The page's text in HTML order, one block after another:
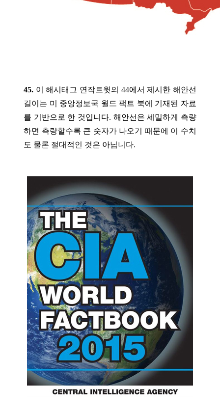
45. 이 해시태그 연작트윗의 44에서 제시한 해안선
길이는 미 중앙정보국 월드 팩트 북에 기재된 자료
를 기반으로 한 것입니다. 해안선은 세밀하게 측량
하면 측량할수록 큰 숫자가 나오기 때문에 이 수치
도 물론 절대적인 것은 아닙니다.